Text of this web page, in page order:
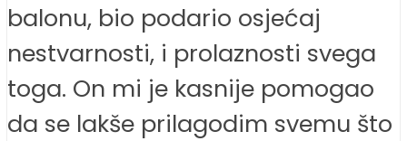
balonu, bio podario osjećaj
nestvarnosti, i prolaznosti svega
toga. On mi je kasnije pomogao
da se lakše prilagodim svemu što